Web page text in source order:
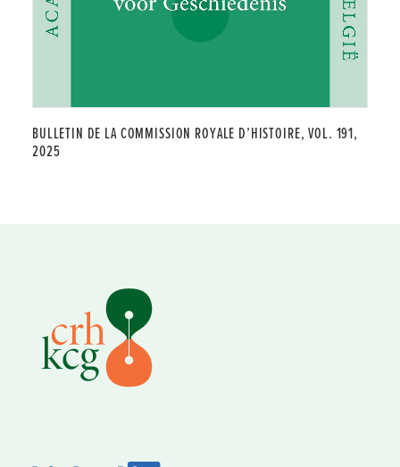
BULLETIN DE LA COMMISSION ROYALE D’HISTOIRE, VOL. 191,
2025